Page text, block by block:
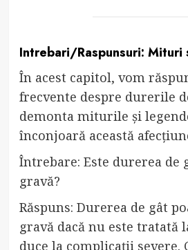
Intrebari/Raspunsuri: Mituri
În acest capitol, vom
frecvente despre durerile
demonta miturile și
înconjoară această
Întrebare: Este durerea de
gravă?
Răspuns: Durerea de gât
gravă dacă nu este tratată
duce la complicații severe.